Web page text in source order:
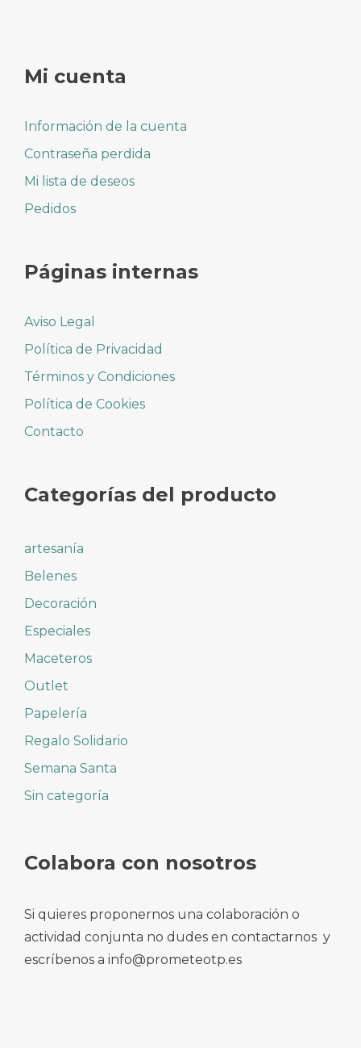
Mi cuenta
Información de la cuenta
Contraseña perdida
Mi lista de deseos
Pedidos
Páginas internas
Aviso Legal
Política de Privacidad
Términos y Condiciones
Política de Cookies
Contacto
Categorías del producto
artesanía
Belenes
Decoración
Especiales
Maceteros
Outlet
Papelería
Regalo Solidario
Semana Santa
Sin categoría
Colabora con nosotros
Si quieres proponernos una colaboración o
actividad conjunta no dudes en contactarnos y
escríbenos a info@prometeotp.es